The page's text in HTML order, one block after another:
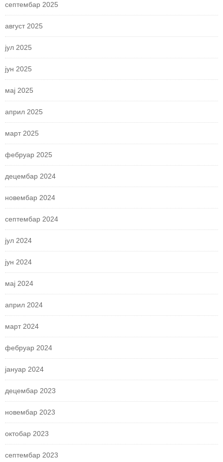
септембар 2025
август 2025
јул 2025
јун 2025
мај 2025
април 2025
март 2025
фебруар 2025
децембар 2024
новембар 2024
септембар 2024
јул 2024
јун 2024
мај 2024
април 2024
март 2024
фебруар 2024
јануар 2024
децембар 2023
новембар 2023
октобар 2023
септембар 2023